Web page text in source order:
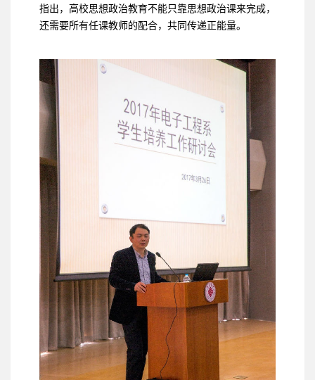
指出，高校思想政治教育不能只靠思想政治课来完成，
还需要所有任课教师的配合，共同传递正能量。